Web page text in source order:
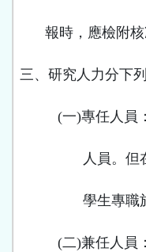
報時，應檢附核
三、研究人力分下
(一)專任人員
人員。但
學生專職
(二)兼任人員